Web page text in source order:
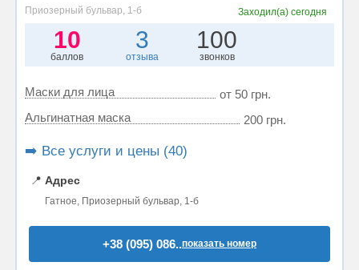
Приозерный бульвар, 1-б Заходил(а)сегодня
10
баллов
3
отзыва
100
звонков
Маски для лица
от 50 грн.
Альгинатная маска
200 грн.
➡️ Все услуги и цены (40)
📍 Адрес
Гатное, Приозерный бульвар, 1-б
+38 (095) 086..показать номер